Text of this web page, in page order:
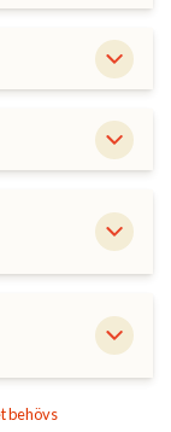
behövs